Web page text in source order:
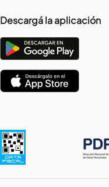
Descargá la aplicación